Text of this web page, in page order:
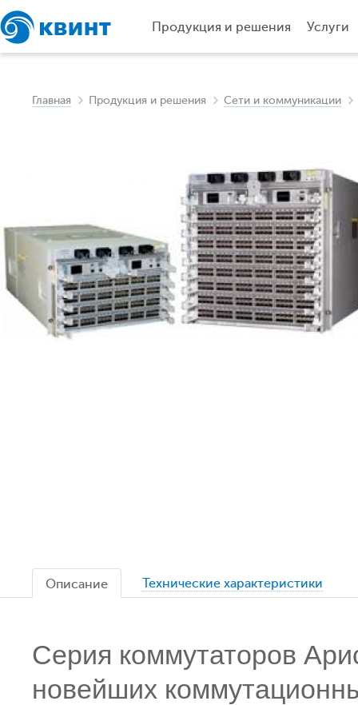
Продукция и решения Услуги
Главная Продукция и решения Сети и коммуникации
Описание Технические характеристики
Серия коммутаторов
новейших